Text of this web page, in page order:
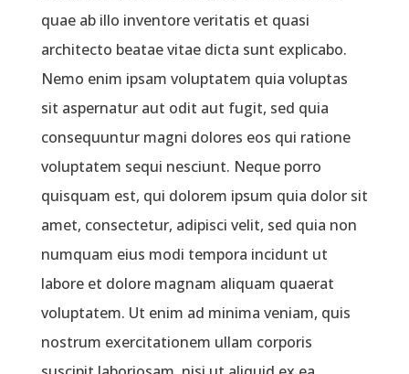
quae ab illo inventore veritatis et quasi
architecto beatae vitae dicta sunt explicabo.
Nemo enim ipsam voluptatem quia voluptas
sit aspernatur aut odit aut fugit, sed quia
consequuntur magni dolores eos qui ratione
voluptatem sequi nesciunt. Neque porro
quisquam est, qui dolorem ipsum quia dolor sit
amet, consectetur, adipisci velit, sed quia non
numquam eius modi tempora incidunt ut
labore et dolore magnam aliquam quaerat
voluptatem. Ut enim ad minima veniam, quis
nostrum exercitationem ullam corporis